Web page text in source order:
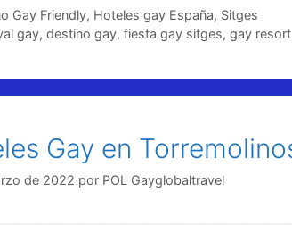
Gay Friendly, Hoteles gay España, Sitges
gay, destino gay, fiesta gay sitges, gay resort
Gay en
de 2022 por POL Gayglobaltravel